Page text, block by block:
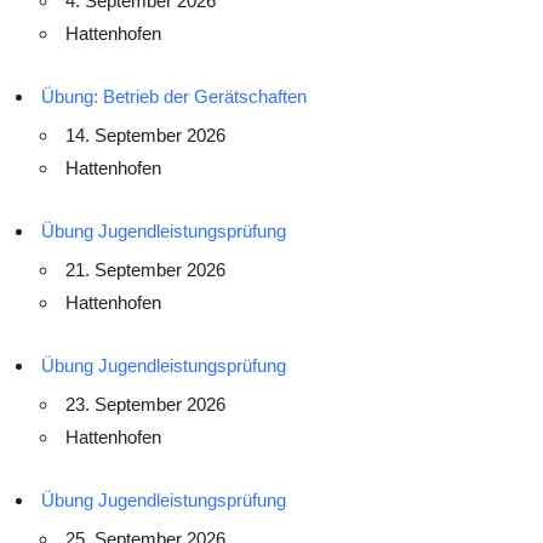
Hattenhofen
Übung: Betrieb der Gerätschaften
14. September 2026
Hattenhofen
Übung Jugendleistungsprüfung
21. September 2026
Hattenhofen
Übung Jugendleistungsprüfung
23. September 2026
Hattenhofen
Übung Jugendleistungsprüfung
25. September 2026